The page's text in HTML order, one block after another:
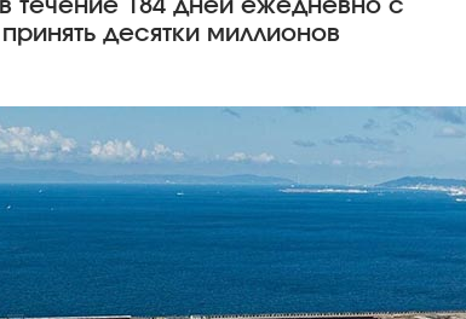
течение 184 дней ежедневно с
десятки миллионов